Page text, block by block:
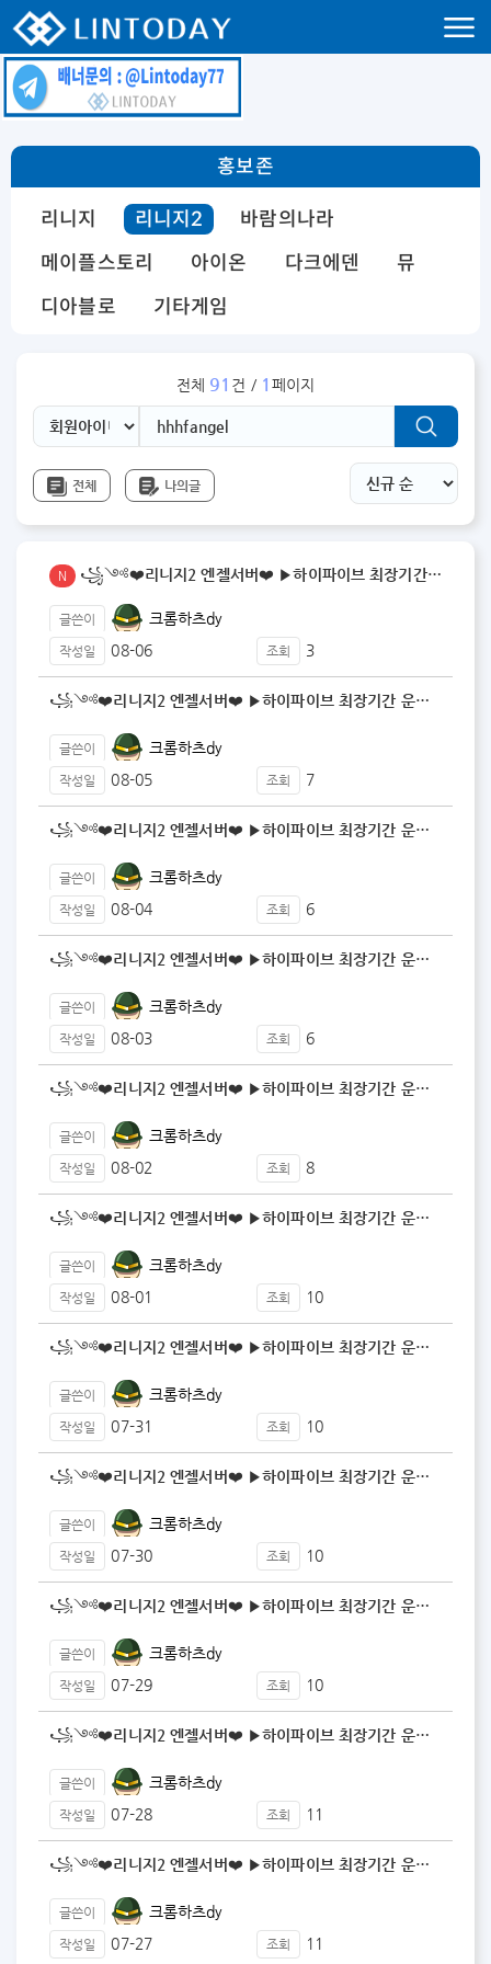
리니지 프리서버 홍보 및 프리서버 홍보 커뮤니티 사이트 린투데이 입니다.
홍보존
리니지 리니지2
바람의나라
메이플스토리
아이온 다크에덴
뮤
디아블로
기타게임
전체 91 건 / 1 페이지
전체 나의글
N ꧁༺❤️리니지2 엔젤서버❤️ ▶️하이파이브 최장기간 운…
글쓴이 크롬하츠dy
작성일 08-06 조회 3
꧁༺❤️리니지2 엔젤서버❤️ ▶️하이파이브 최장기간 운…
글쓴이 크롬하츠dy
작성일 08-05 조회 7
꧁༺❤️리니지2 엔젤서버❤️ ▶️하이파이브 최장기간 운…
글쓴이 크롬하츠dy
작성일 08-04 조회 6
꧁༺❤️리니지2 엔젤서버❤️ ▶️하이파이브 최장기간 운…
글쓴이 크롬하츠dy
작성일 08-03 조회 6
꧁༺❤️리니지2 엔젤서버❤️ ▶️하이파이브 최장기간 운…
글쓴이 크롬하츠dy
작성일 08-02 조회 8
꧁༺❤️리니지2 엔젤서버❤️ ▶️하이파이브 최장기간 운…
글쓴이 크롬하츠dy
작성일 08-01 조회 10
꧁༺❤️리니지2 엔젤서버❤️ ▶️하이파이브 최장기간 운…
글쓴이 크롬하츠dy
작성일 07-31 조회 10
꧁༺❤️리니지2 엔젤서버❤️ ▶️하이파이브 최장기간 운…
글쓴이 크롬하츠dy
작성일 07-30 조회 10
꧁༺❤️리니지2 엔젤서버❤️ ▶️하이파이브 최장기간 운…
글쓴이 크롬하츠dy
작성일 07-29 조회 10
꧁༺❤️리니지2 엔젤서버❤️ ▶️하이파이브 최장기간 운…
글쓴이 크롬하츠dy
작성일 07-28 조회 11
꧁༺❤️리니지2 엔젤서버❤️ ▶️하이파이브 최장기간 운…
글쓴이 크롬하츠dy
작성일 07-27 조회 11